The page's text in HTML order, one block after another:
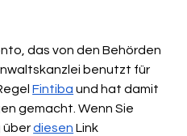
das von den Behörden
benutzt für
Fintiba und hat damit
gemacht. Wenn Sie
über diesen Link